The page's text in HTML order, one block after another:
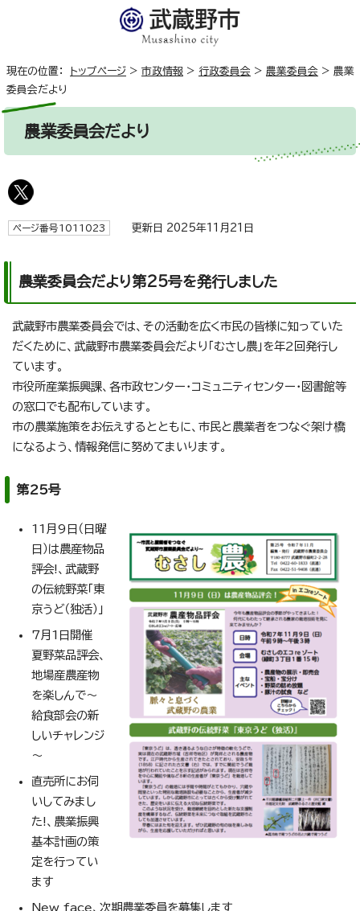
現在の位置： トップページ > 市政情報 > 行政委員会 > 農業委員会 > 農業
委員会だより
農業委員会だより
ページ番号1011023 更新日 2025年11月21日
農業委員会だより第25号を発行しました
武蔵野市農業委員会では、その活動を広く市民の皆様に知っていた
だくために、武蔵野市農業委員会だより「むさし農」を年2回発行し
ています。
市役所産業振興課、各市政センター・コミュニティセンター・図書館等
の窓口でも配布しています。
市の農業施策をお伝えするとともに、市民と農業者をつなぐ架け橋
になるよう、情報発信に努めてまいります。
第25号
11月9日（日曜
日）は農産物品
評会!、武蔵野
の伝統野菜「東
京うど（独活）」
7月1日開催
夏野菜品評会、
地場産農産物
を楽しんで～
給食部会の新
しいチャレンジ
～
直売所にお伺
いしてみまし
た!、農業振興
基本計画の策
定を行ってい
ます
New face、次期農業委員を募集します